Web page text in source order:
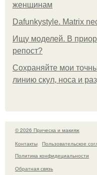
женщинам
Dafunkystyle. Matrix
Ищу моделей. В
репост?
Сохраняйте мои
линию скул, носа и
© 2026 Прическа и макияж
Контакты
Пользовательское
Политика конфидециальности
Обратная связь